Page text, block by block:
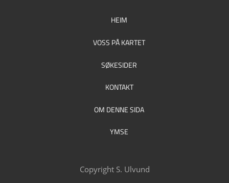
HEIM
VOSS PÅ KARTET
SØKESIDER
KONTAKT
OM DENNE SIDA
YMSE
Copyright S. Ulvund